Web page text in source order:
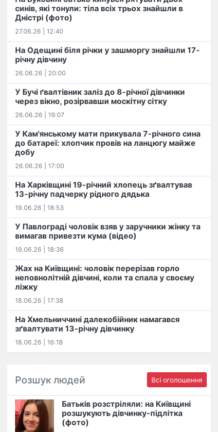
синів, які тонули: тіла всіх трьох знайшли в
Дністрі (фото)
27.06.26 | 12:40
На Одещині біля річки у зашморгу знайшли 17-
річну дівчину
26.06.26 | 20:00
У Бучі ґвалтівник заліз до 8-річної дівчинки
через вікно, розірвавши москітну сітку
26.06.26 | 19:07
У Кам'янському мати прикувала 7-річного сина
до батареї: хлопчик провів на ланцюгу майже
добу
26.06.26 | 17:00
На Харківщині 19-річний хлопець​ ️зґвалтував
13-річну падчерку рідного дядька
19.06.26 | 18:53
У Павлограді чоловік взяв у заручники жінку та
вимагав привезти кума (відео)
19.06.26 | 18:36
Жах на Київщині: чоловік перерізав горло
неповнолітній дівчині, коли та спала у своєму
ліжку
18.06.26 | 17:38
На Хмельниччині далекобійник намагався
зґвалтувати 13-річну дівчинку
18.06.26 | 16:18
Розшук людей Всі оголошення
Батьків розстріляли: на Київщині
розшукують дівчинку-підлітка
(фото)